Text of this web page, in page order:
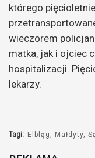
którego
wieczorem
matka, jak i ojciec
hospitalizacji.
lekarzy.
Tagi: Elbląg Małdyty